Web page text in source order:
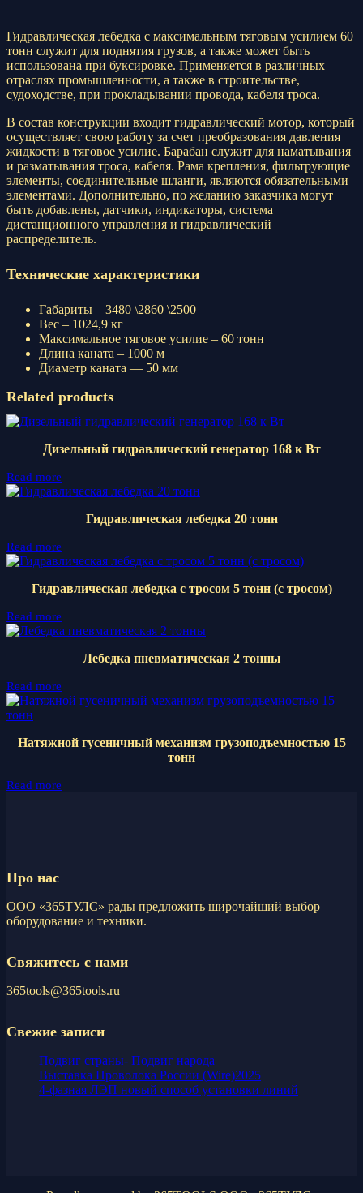
Гидравлическая лебедка с максимальным тяговым усилием 60
тонн служит для поднятия грузов, а также может быть
использована при буксировке. Применяется в различных
отраслях промышленности, а также в строительстве,
судоходстве, при прокладывании провода, кабеля троса.
В состав конструкции входит гидравлический мотор, который
осуществляет свою работу за счет преобразования давления
жидкости в тяговое усилие. Барабан служит для наматывания
и разматывания троса, кабеля. Рама крепления, фильтрующие
элементы, соединительные шланги, являются обязательными
элементами. Дополнительно, по желанию заказчика могут
быть добавлены, датчики, индикаторы, система
дистанционного управления и гидравлический
распределитель.
Технические характеристики
Габариты – 3480 \2860 \2500
Вес – 1024,9 кг
Максимальное тяговое усилие – 60 тонн
Длина каната – 1000 м
Диаметр каната — 50 мм
Related products
Дизельный гидравлический генератор 168 к Вт
Read more
Гидравлическая лебедка 20 тонн
Read more
Гидравлическая лебедка с тросом 5 тонн (с тросом)
Read more
Лебедка пневматическая 2 тонны
Read more
Натяжной гусеничный механизм грузоподъемностью 15
тонн
Read more
Про нас
ООО «365ТУЛС» рады предложить широчайший выбор
оборудование и техники.
Свяжитесь с нами
365tools@365tools.ru
Свежие записи
Подвиг страны- Подвиг народа
Выставка Проволока России (Wire)2025
4-фазная ЛЭП новый способ установки линий